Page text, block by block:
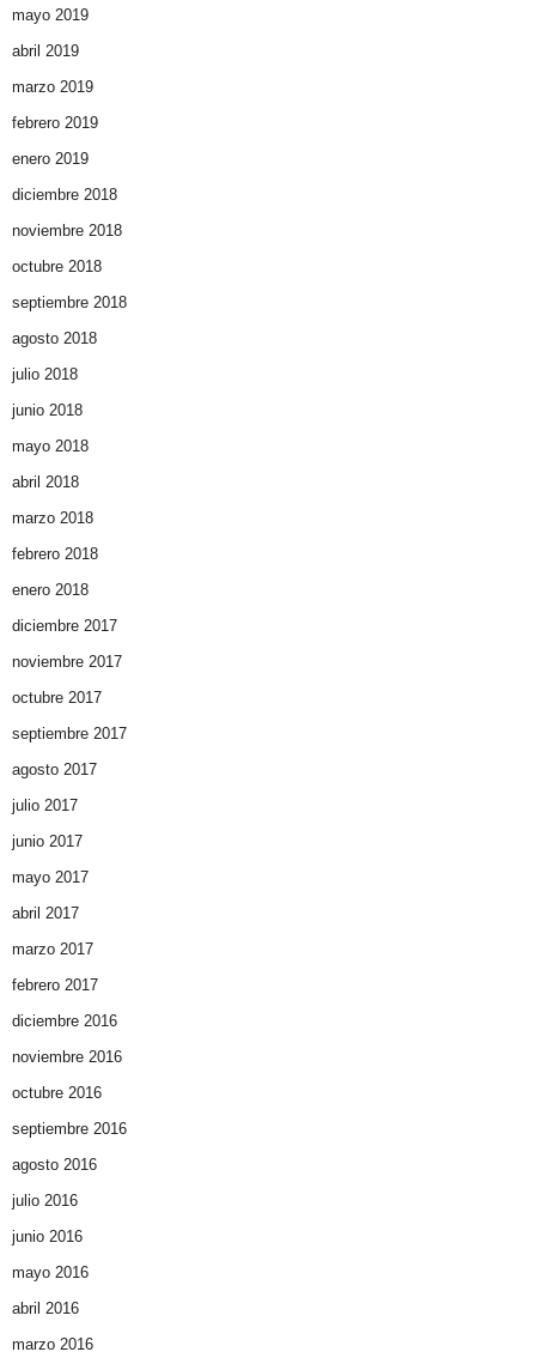
mayo 2019
abril 2019
marzo 2019
febrero 2019
enero 2019
diciembre 2018
noviembre 2018
octubre 2018
septiembre 2018
agosto 2018
julio 2018
junio 2018
mayo 2018
abril 2018
marzo 2018
febrero 2018
enero 2018
diciembre 2017
noviembre 2017
octubre 2017
septiembre 2017
agosto 2017
julio 2017
junio 2017
mayo 2017
abril 2017
marzo 2017
febrero 2017
diciembre 2016
noviembre 2016
octubre 2016
septiembre 2016
agosto 2016
julio 2016
junio 2016
mayo 2016
abril 2016
marzo 2016